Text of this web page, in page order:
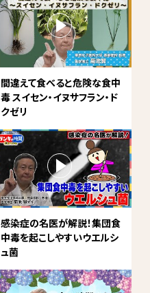
間違えて食べると危険な食中
毒 スイセン・イヌサフラン・ド
クゼリ
感染症の名医が解説！集団食
中毒を起こしやすいウエルシ
ュ菌